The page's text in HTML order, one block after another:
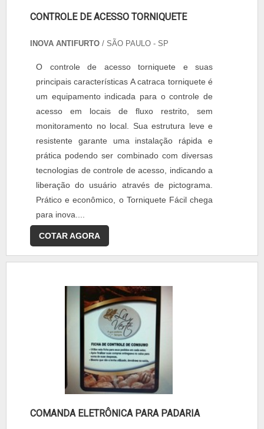
CONTROLE DE ACESSO TORNIQUETE
INOVA ANTIFURTO / SÃO PAULO - SP
O controle de acesso torniquete e suas
principais características A catraca torniquete é
um equipamento indicada para o controle de
acesso em locais de fluxo restrito, sem
monitoramento no local. Sua estrutura leve e
resistente garante uma instalação rápida e
prática podendo ser combinado com diversas
tecnologias de controle de acesso, indicando a
liberação do usuário através de pictograma.
Prático e econômico, o Torniquete Fácil chega
para inova....
COTAR AGORA
COMANDA ELETRÔNICA PARA PADARIA